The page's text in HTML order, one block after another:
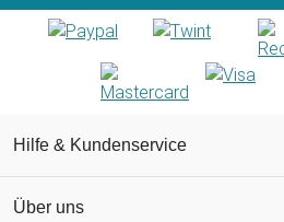
Hilfe & Kundenservice
Über uns